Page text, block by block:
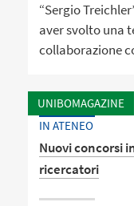
“Sergio
aver svolto una
collaborazione
UNIBOMAGAZINE
IN ATENEO
Nuovi concorsi
ricercatori